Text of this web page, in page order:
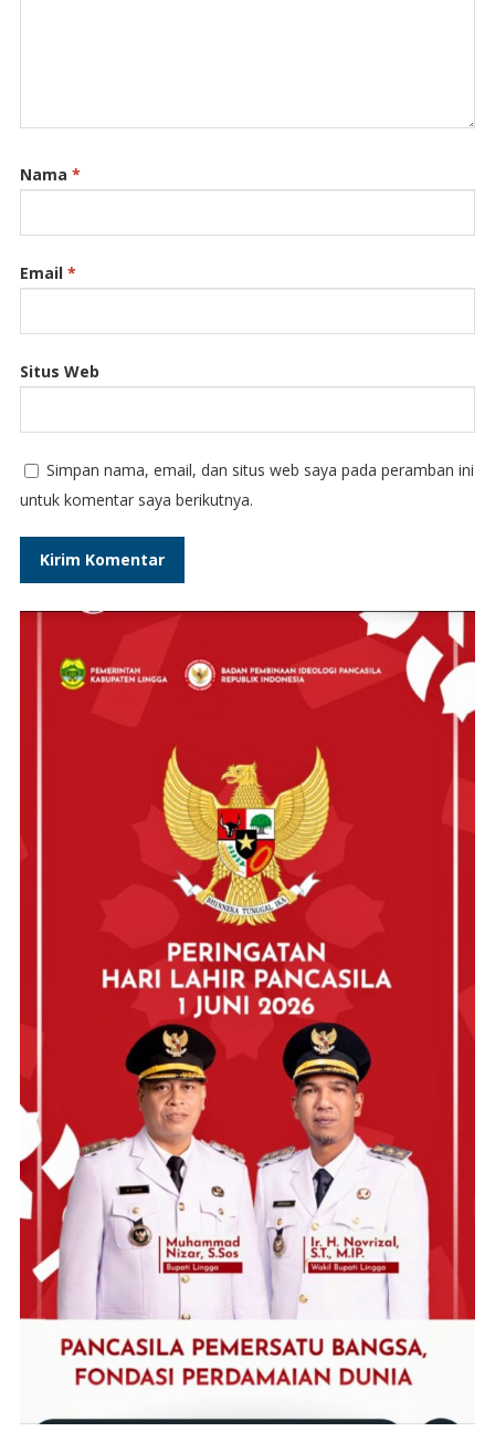
Nama *
Email *
Situs Web
Simpan nama, email, dan situs web saya pada peramban ini
untuk komentar saya berikutnya.